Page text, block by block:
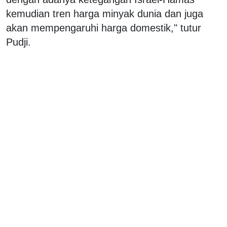
kemudian tren harga minyak dunia dan juga
akan mempengaruhi harga domestik," tutur
Pudji.